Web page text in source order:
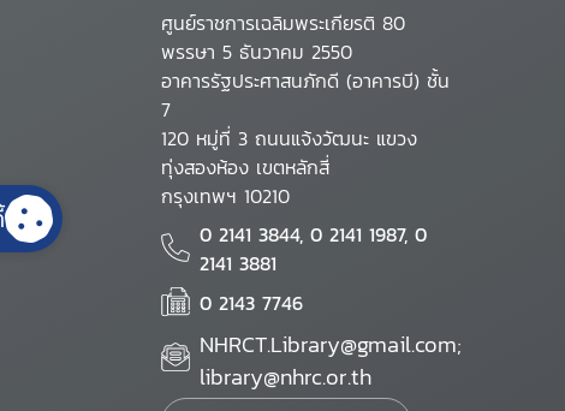
ศูนย์ราชการเฉลิมพระเกียรติ 80
พรรษา 5 ธันวาคม 2550
อาคารรัฐประศาสนภักดี (อาคารบี) ชั้น
7
120 หมู่ที่ 3 ถนนแจ้งวัฒนะ แขวง
ทุ่งสองห้อง เขตหลักสี่
กรุงเทพฯ 10210
0 2141 3844, 0 2141 1987, 0
2141 3881
0 2143 7746
NHRCT.Library@gmail.com;
library@nhrc.or.th